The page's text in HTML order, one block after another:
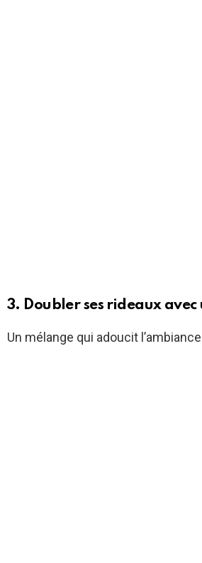
3. Doubler ses rideaux
Un mélange qui adoucit